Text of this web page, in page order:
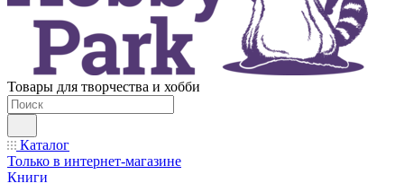
Товары для творчества и хобби
Каталог
Только в интернет-магазине
Книги